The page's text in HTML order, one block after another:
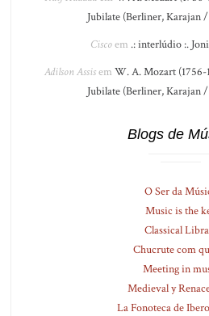
Jubilate (Berliner, Karajan
Ciscoem .: interlúdio :.
Adilson Assisem W. A. Mozart (1756-
Jubilate (Berliner, Karajan
Blogs de
O Ser da
Music is the
Classical
Chucrute com
Meeting in
Medieval y
La Fonoteca de